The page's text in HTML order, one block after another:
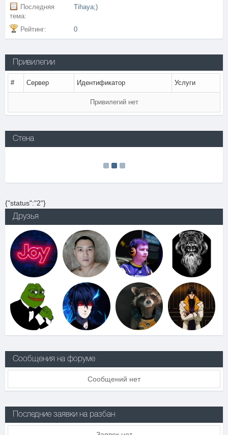
Последняя
тема:
Tihaya;)
Рейтинг: 0
Привилегии
# Сервер Идентификатор Услуги
Привилегий нет
Стена
{"status":"2"}
Друзья
Сообщения на форуме
Сообщений нет
Последние заявки на разбан